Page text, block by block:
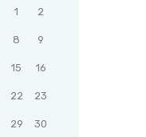
1 2
8 9
15 16
22 23
29 30